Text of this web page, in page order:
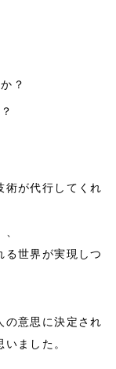
？
術が代行してくれ
る世界が実現しつ
の意思に決定され
ました。